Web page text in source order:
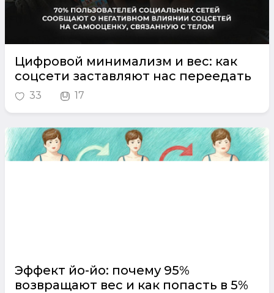
Цифровой минимализм и вес: как
соцсети заставляют нас переедать
33 17
Эффект йо-йо: почему 95%
возвращают вес и как попасть в 5%